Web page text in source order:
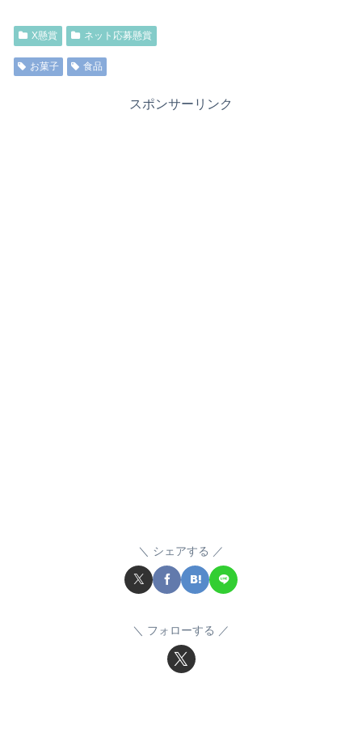
X懸賞 ネット応募懸賞
お菓子 食品
スポンサーリンク
シェアする
フォローする